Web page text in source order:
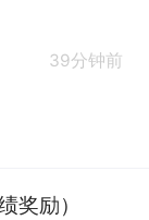
39分钟前
奖励）